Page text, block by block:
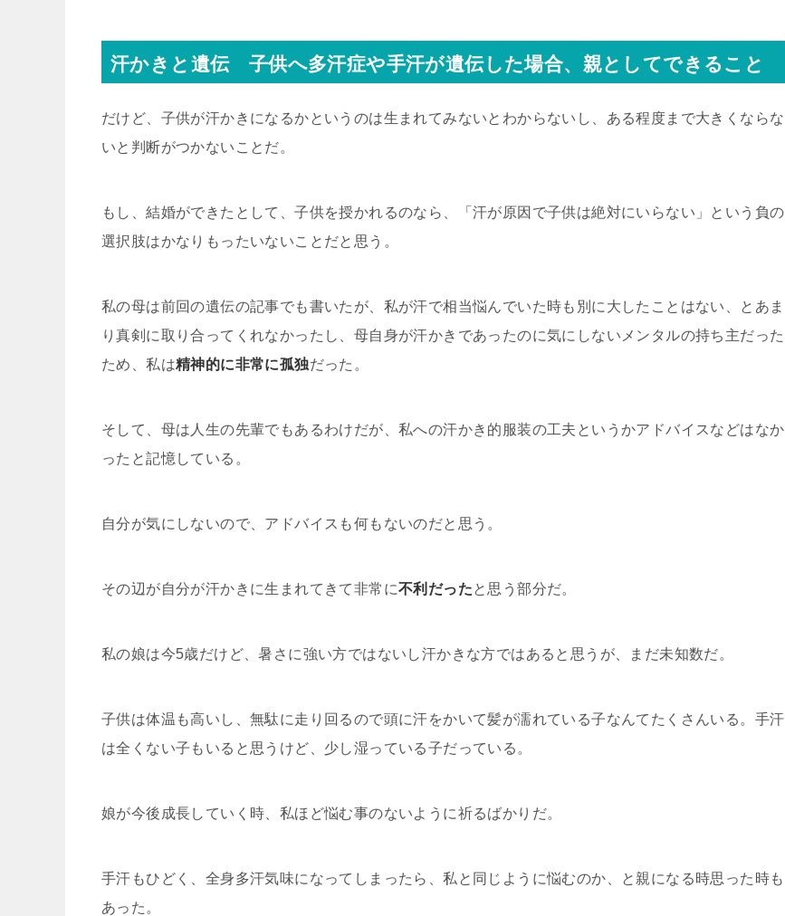
汗かきと遺伝 子供へ多汗症や手汗が遺伝した場合、親としてできること
だけど、子供が汗かきになるかというのは生まれてみないとわからないし、ある程度まで大きくならな
いと判断がつかないことだ。
もし、結婚ができたとして、子供を授かれるのなら、「汗が原因で子供は絶対にいらない」という負の
選択肢はかなりもったいないことだと思う。
私の母は前回の遺伝の記事でも書いたが、私が汗で相当悩んでいた時も別に大したことはない、とあま
り真剣に取り合ってくれなかったし、母自身が汗かきであったのに気にしないメンタルの持ち主だった
ため、私は精神的に非常に孤独だった。
そして、母は人生の先輩でもあるわけだが、私への汗かき的服装の工夫というかアドバイスなどはなか
ったと記憶している。
自分が気にしないので、アドバイスも何もないのだと思う。
その辺が自分が汗かきに生まれてきて非常に不利だったと思う部分だ。
私の娘は今5歳だけど、暑さに強い方ではないし汗かきな方ではあると思うが、まだ未知数だ。
子供は体温も高いし、無駄に走り回るので頭に汗をかいて髪が濡れている子なんてたくさんいる。手汗
は全くない子もいると思うけど、少し湿っている子だっている。
娘が今後成長していく時、私ほど悩む事のないように祈るばかりだ。
手汗もひどく、全身多汗気味になってしまったら、私と同じように悩むのか、と親になる時思った時も
あった。